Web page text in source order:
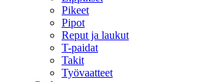
Pikeet
Pipot
Reput ja laukut
T-paidat
Takit
Työvaatteet